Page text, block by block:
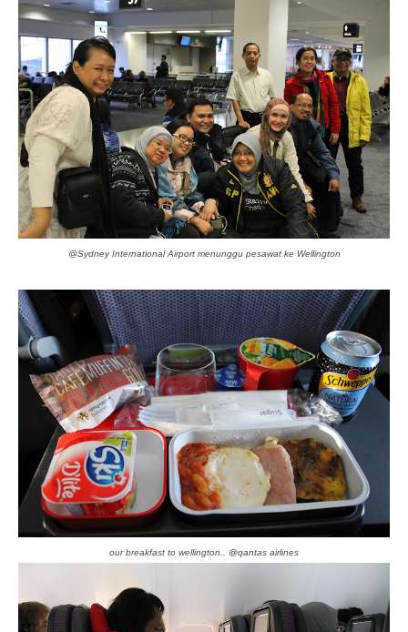
@Sydney International Airport menunggu pesawat ke Wellington
our breakfast to wellington.. @qantas airlines